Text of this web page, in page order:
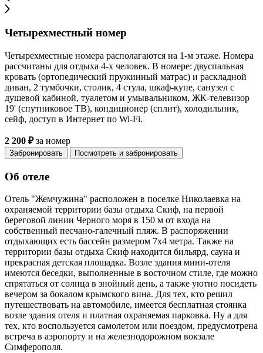
Четырехместный номер
Четырехместные номера располагаются на 1-м этаже. Номера
рассчитаны для отдыха 4-х человек. В номере: двуспальная
кровать (ортопедический пружинный матрас) и раскладной
диван, 2 тумбочки, столик, 4 стула, шкаф-купе, санузел с
душевой кабиной, туалетом и умывальником, ЖК-телевизор
19' (спутниковое ТВ), кондиционер (сплит), холодильник,
сейф, доступ в Интернет по Wi-Fi.
2 200 ₽за номер
Забронировать Посмотреть и забронировать
Об отеле
Отель "Жемчужина" расположен в поселке Николаевка на
охраняемой территории базы отдыха Скиф, на первой
береговой линии Черного моря в 150 м от входа на
собственный песчано-галечный пляж. В распоряжении
отдыхающих есть бассейн размером 7х4 метра. Также на
территории базы отдыха Скиф находится бильярд, сауна и
прекрасная детская площадка. Возле здания мини-отеля
имеются беседки, выполненные в восточном стиле, где можно
спрятаться от солнца в знойный день, а также уютно посидеть
вечером за бокалом крымского вина. Для тех, кто решил
путешествовать на автомобиле, имеется бесплатная стоянка
возле здания отеля и платная охраняемая парковка. Ну а для
тех, кто воспользуется самолетом или поездом, предусмотрена
встреча в аэропорту и на железнодорожном вокзале
Симферополя.